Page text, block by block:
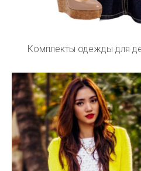
Комплекты одежды для